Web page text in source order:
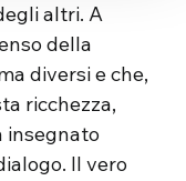
altri. A
della
diversi e che,
ricchezza,
insegnato
Il vero